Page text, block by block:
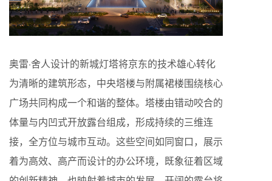
奥雷·舍人设计的新城灯塔将京东的技术雄心转化
为清晰的建筑形态，中央塔楼与附属裙楼围绕核心
广场共同构成一个和谐的整体。塔楼由错动咬合的
体量与内凹式开放露台组成，形成持续的三维连
接，全方位与城市互动。这些空间如同窗口，展示
着为高效、高产而设计的办公环境，既象征着区域